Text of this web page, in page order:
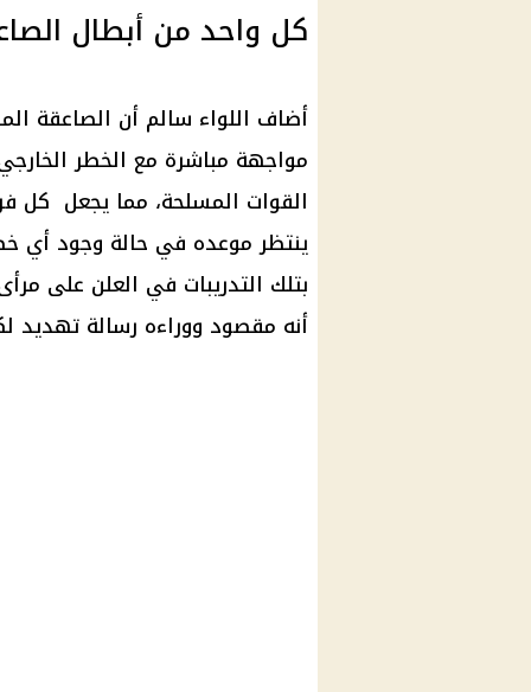
كل واحد من أبطال
أضاف اللواء سالم أن الصاعقة
مواجهة مباشرة مع الخطر
القوات المسلحة، مما يجعل كل
ينتظر موعده في حالة وجود أي
بتلك التدريبات في العلن على
أنه مقصود ووراءه رسالة